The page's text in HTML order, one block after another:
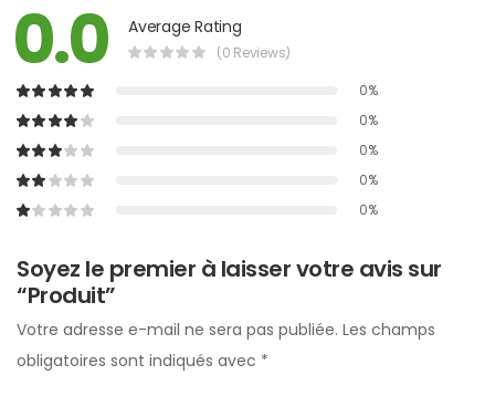
0.0 Average Rating
(0 Reviews)
0%
0%
0%
0%
0%
Soyez le premier à laisser votre avis sur
“Produit”
Votre adresse e-mail ne sera pas publiée. Les champs
obligatoires sont indiqués avec *